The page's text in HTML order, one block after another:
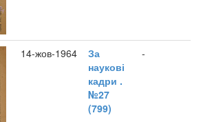
14-жов-1964
За
наукові
кадри .
№27
(799)
-